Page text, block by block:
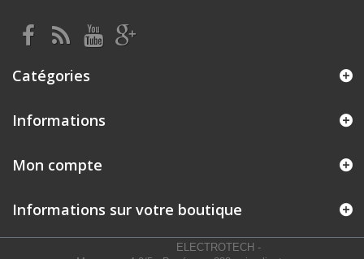
Catégories
Informations
Mon compte
Informations sur votre boutique
ELECTROTECH -